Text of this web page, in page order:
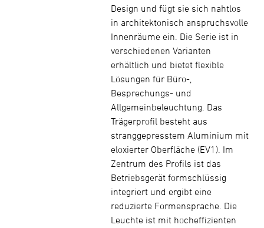
Design und fügt sie sich nahtlos
in architektonisch anspruchsvolle
Innenräume ein. Die Serie ist in
verschiedenen Varianten
erhältlich und bietet flexible
Lösungen für Büro-,
Besprechungs- und
Allgemeinbeleuchtung. Das
Trägerprofil besteht aus
stranggepresstem Aluminium mit
eloxierter Oberfläche (EV1). Im
Zentrum des Profils ist das
Betriebsgerät formschlüssig
integriert und ergibt eine
reduzierte Formensprache. Die
Leuchte ist mit hocheffizienten